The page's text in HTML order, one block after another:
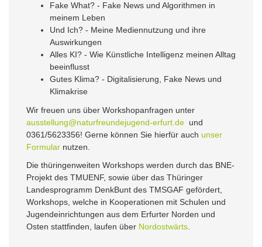
Fake What? - Fake News und Algorithmen in
meinem Leben
Und Ich? - Meine Mediennutzung und ihre
Auswirkungen
Alles KI? - Wie Künstliche Intelligenz meinen Alltag
beeinflusst
Gutes Klima? - Digitalisierung, Fake News und
Klimakrise
Wir freuen uns über Workshopanfragen unter
ausstellung@naturfreundejugend-erfurt.de und
0361/5623356! Gerne können Sie hierfür auch unser
Formular nutzen.
Die thüringenweiten Workshops werden durch das BNE-
Projekt des TMUENF, sowie über das Thüringer
Landesprogramm DenkBunt des TMSGAF gefördert,
Workshops, welche in Kooperationen mit Schulen und
Jugendeinrichtungen aus dem Erfurter Norden und
Osten stattfinden, laufen über Nordostwärts